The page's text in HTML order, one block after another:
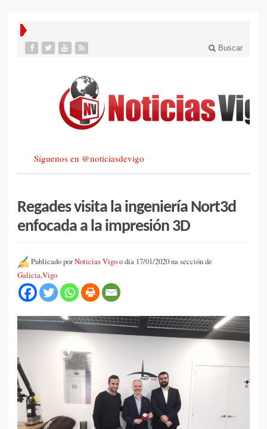
Buscar
Síguenos en @noticiasdevigo
Regades visita la ingeniería Nort3d
enfocada a la impresión 3D
Publicado porNoticias Vigoo día 17/01/2020 na sección de
Galicia,Vigo